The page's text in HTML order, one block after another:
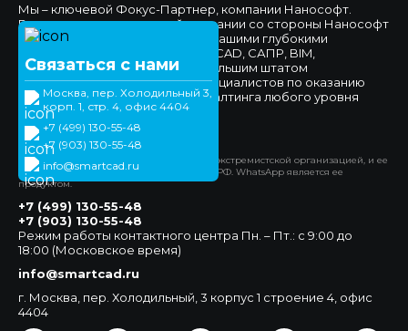
Связаться с нами
Москва, пер. Холодильный 3,
корп. 1, стр. 4, офис 4404
+7 (499) 130-55-48
+7 (903) 130-55-48
info@smartcad.ru
Мы – ключевой Фокус-Партнер, компании Нанософт.
Высокое доверие к нашей компании со стороны Нанософт
и наших клиентов обеспечено нашими глубокими
компетенциями в области nanoCAD, САПР, BIM,
импортозамещения, а также большим штатом
высококвалифицированных специалистов по оказанию
технической поддержки и консалтинга любого уровня
сложности.
Официальный сайт
*Компания Meta Platforms Inc. признана экстремистской организацией, и ее
деятельность запрещена на территории РФ. WhatsApp является ее
продуктом.
+7 (499) 130-55-48
+7 (903) 130-55-48
Режим работы контактного центра Пн. – Пт.: с 9:00 до
18:00 (Московское время)
info@smartcad.ru
г. Москва, пер. Холодильный, 3 корпус 1 строение 4, офис
4404